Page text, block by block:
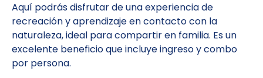
Aquí podrás disfrutar de una experiencia de
recreación y aprendizaje en contacto con la
naturaleza, ideal para compartir en familia. Es un
excelente beneficio que incluye ingreso y combo
por persona.